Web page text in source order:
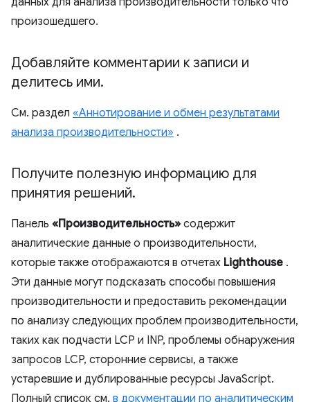
произошедшего.
Добавляйте комментарии к записи и
делитесь ими.
См. раздел «Аннотирование и обмен результатами
анализа производительности» .
Получите полезную информацию для
принятия решений.
Панель «Производительность» содержит
аналитические данные о производительности,
которые также отображаются в отчетах Lighthouse .
Эти данные могут подсказать способы повышения
производительности и предоставить рекомендации
по анализу следующих проблем производительности,
таких как подчасти LCP и INP, проблемы обнаружения
запросов LCP, сторонние сервисы, а также
устаревшие и дублированные ресурсы JavaScript.
Полный список см. в документации по аналитическим